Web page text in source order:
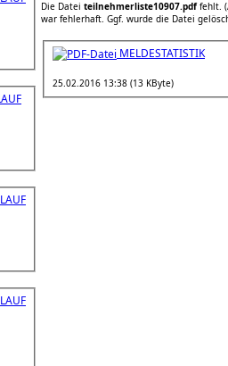
Die Datei teilnehmerliste10907.pdffehlt.
war fehlerhaft. Ggf. wurde die Datei
MELDESTATISTIK
25.02.2016 13:38 (13 KByte)